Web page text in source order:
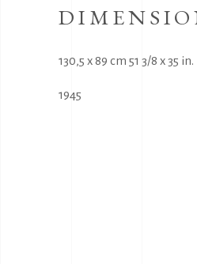
130,5 x 89 cm 51 3/8 x 35 in.
1945